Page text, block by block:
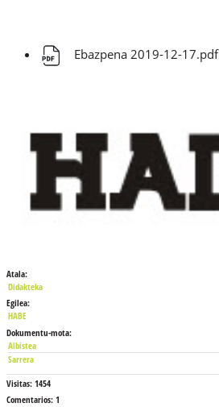
Atala:
Didakteka
Egilea:
HABE
Dokumentu-mota:
Albistea
Sarrera
Visitas: 1454
Comentarios: 1
Ebazpena 2019-12-17.pdf